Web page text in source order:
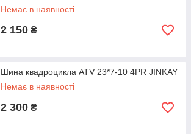
Немає в наявності
2 150 ₴
Шина квадроцикла ATV 23*7-10 4PR JINKAY
Немає в наявності
2 300 ₴